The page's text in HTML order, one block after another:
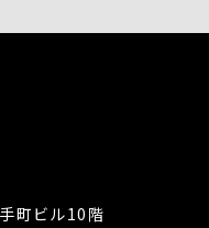
町ビル10階